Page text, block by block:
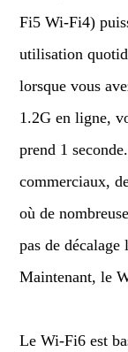
Fi5 Wi-Fi4)
utilisation
lorsque vous
1.2G en ligne,
prend 1
commerciaux,
où de
pas de
Maintenant, le
Le Wi-Fi6 est